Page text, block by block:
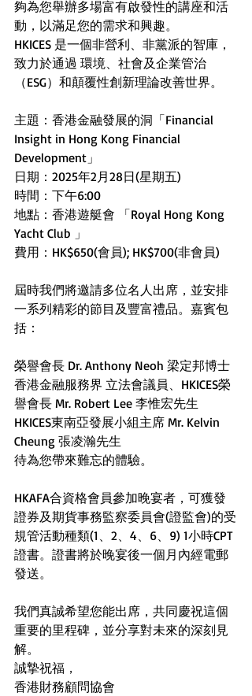
夠為您舉辦多場富有啟發性的講座和活
動，以滿足您的需求和興趣。
HKICES 是一個非營利、非黨派的智庫，
致力於通過 環境、社會及企業管治
（ESG）和顛覆性創新理論改善世界。
主題：香港金融發展的洞「Financial
Insight in Hong Kong Financial
Development」
日期：2025年2月28日(星期五)
時間：下午6:00
地點：香港遊艇會 「Royal Hong Kong
Yacht Club 」
費用：HK$650(會員); HK$700(非會員)
屆時我們將邀請多位名人出席，並安排
一系列精彩的節目及豐富禮品。嘉賓包
括：
榮譽會長 Dr. Anthony Neoh 梁定邦博士
香港金融服務界 立法會議員、HKICES榮
譽會長 Mr. Robert Lee 李惟宏先生
HKICES東南亞發展小組主席 Mr. Kelvin
Cheung 張凌瀚先生
待為您帶來難忘的體驗。
HKAFA合資格會員參加晚宴者，可獲發
證券及期貨事務監察委員會(證監會)的受
規管活動種類(1、2、4、6、9) 1小時CPT
證書。證書將於晚宴後一個月內經電郵
發送。
我們真誠希望您能出席，共同慶祝這個
重要的里程碑，並分享對未來的深刻見
解。
誠摯祝福，
香港財務顧問協會